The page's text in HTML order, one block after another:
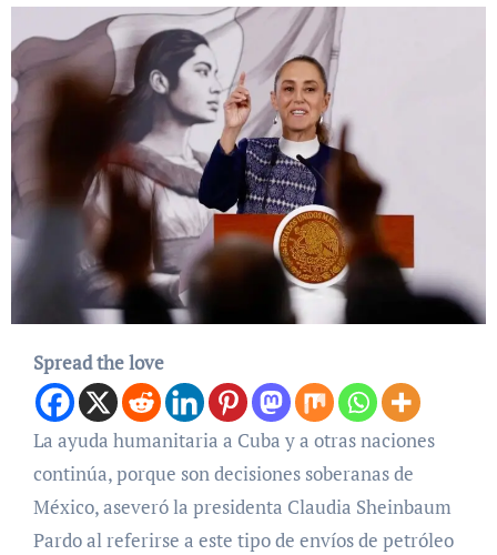
Spread the love
La ayuda humanitaria a Cuba y a otras naciones
continúa, porque son decisiones soberanas de
México, aseveró la presidenta Claudia Sheinbaum
Pardo al referirse a este tipo de envíos de petróleo